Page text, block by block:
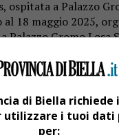
ospitata a Palazzo
18 maggio 2025,
Palazzo Gromo Losa
Comune di Biella, il
Ferrero Miscele
di Placido Castaldi
duecento incisioni,
entrato a
Fondazione
di Biella richiede
utilizzare i tuoi dati
per: